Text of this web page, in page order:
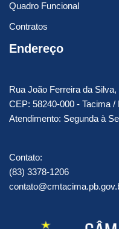
Quadro Funcional
Contratos
Endereço
Rua João Ferreira da
CEP: 58240-000 - Tacima /
Atendimento: Segunda à
Contato:
(83) 3378-1206